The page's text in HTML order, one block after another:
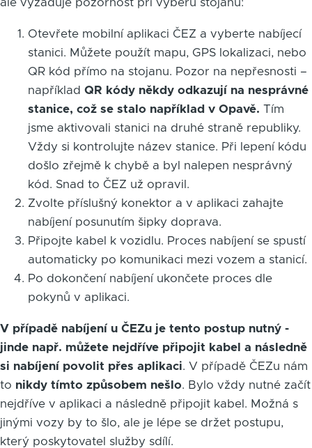
ale vyžaduje pozornost při výběru stojanu:
Otevřete mobilní aplikaci ČEZ a vyberte nabíjecí
stanici. Můžete použít mapu, GPS lokalizaci, nebo
QR kód přímo na stojanu. Pozor na nepřesnosti –
například QR kódy někdy odkazují na nesprávné
stanice, což se stalo například v Opavě. Tím
jsme aktivovali stanici na druhé straně republiky.
Vždy si kontrolujte název stanice. Při lepení kódu
došlo zřejmě k chybě a byl nalepen nesprávný
kód. Snad to ČEZ už opravil.
Zvolte příslušný konektor a v aplikaci zahajte
nabíjení posunutím šipky doprava.
Připojte kabel k vozidlu. Proces nabíjení se spustí
automaticky po komunikaci mezi vozem a stanicí.
Po dokončení nabíjení ukončete proces dle
pokynů v aplikaci.
V případě nabíjení u ČEZu je tento postup nutný -
jinde např. můžete nejdříve připojit kabel a následně
si nabíjení povolit přes aplikaci. V případě ČEZu nám
to nikdy tímto způsobem nešlo. Bylo vždy nutné začít
nejdříve v aplikaci a následně připojit kabel. Možná s
jinými vozy by to šlo, ale je lépe se držet postupu,
který poskytovatel služby sdílí.